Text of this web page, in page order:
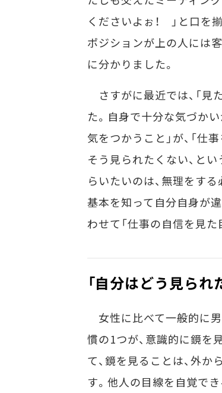
くださいよぉ！ 」と口を
ポジションが上の人には
に分かりました。
さすがに最近では、「見
た。自身で十分な気づか
気をつかうこと」が、「仕
そう見られたくない、と
らいたいのは、無理をす
基本を知って自分自身が
わせて「仕事の自信を見た
「自分はどう見ら
女性に比べて一般的に
慣の1つが、意識的に鏡を
て、鏡を見ることは、外
す。他人の目線を自覚で